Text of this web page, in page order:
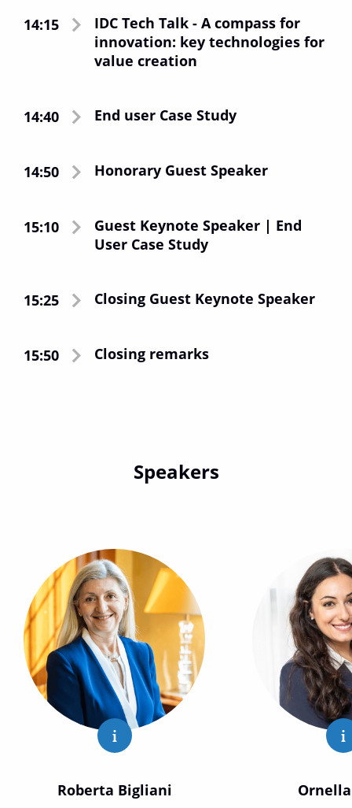
14:15
IDC Tech Talk - A compass for
innovation: key technologies for
value creation
14:40 End user Case Study
14:50 Honorary Guest Speaker
15:10
Guest Keynote Speaker | End
User Case Study
15:25 Closing Guest Keynote Speaker
15:50 Closing remarks
Speakers
Roberta Bigliani Show full profile
Roberta Bigliani
info:http://www.mauden.com ,www.mauden.com/privacy
Pagina LinkedIn